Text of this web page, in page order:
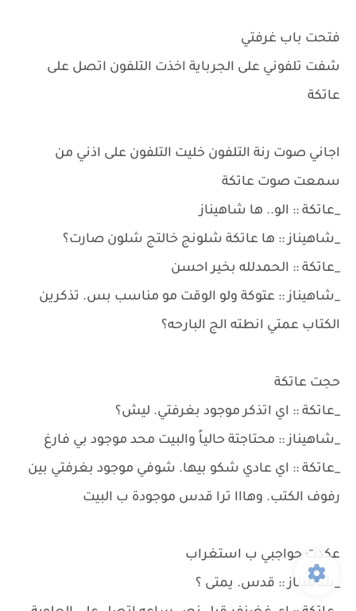
فتحت باب غرفتي
شفت تلفوني على الجرباية اخذت التلفون اتصل على
عاتكة
اجاني صوت رنة التلفون خليت التلفون على اذني من
سمعت صوت عاتكة
_عاتكة :: الو.. ها شاهيناز
_شاهيناز :: ها عاتكة شلونج خالتج شلون صارت؟
_عاتكة :: الحمدلله بخير احسن
_شاهيناز :: عتوكة ولو الوقت مو مناسب بس. تذكرين
الكتاب عمتي انطته الج البارحه؟
حجت عاتكة
_عاتكة :: اي اتذكر موجود بغرفتي. ليش؟
_شاهيناز :: محتاجتة حالياً والبيت محد موجود بي فارغ
_عاتكة :: اي عادي شكو بيها. شوفي موجود بغرفتي بين
رفوف الكتب. وهااا ترا قدس موجودة ب البيت
عكدت حواجبي ب استغراب
_شاهيناز :: قدس. يمتى ؟